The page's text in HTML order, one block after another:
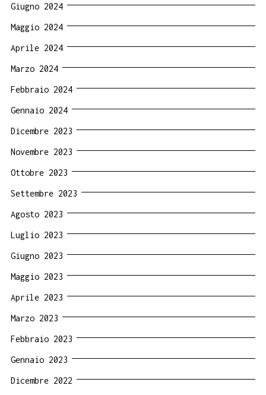
Giugno 2024
Maggio 2024
Aprile 2024
Marzo 2024
Febbraio 2024
Gennaio 2024
Dicembre 2023
Novembre 2023
Ottobre 2023
Settembre 2023
Agosto 2023
Luglio 2023
Giugno 2023
Maggio 2023
Aprile 2023
Marzo 2023
Febbraio 2023
Gennaio 2023
Dicembre 2022